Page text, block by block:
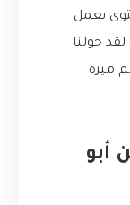
يعمل
لقد حولنا
ميزة
أبو